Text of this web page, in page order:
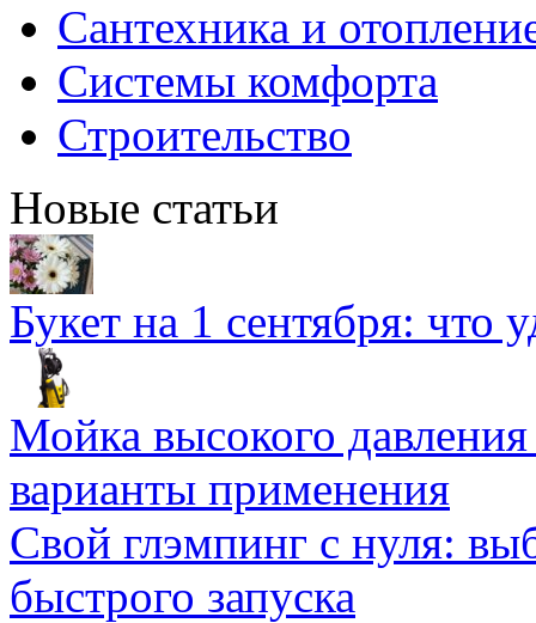
Сантехника и
Системы комфорта
Строительство
Новые статьи
Букет на 1 сентября: что
Мойка высокого
варианты применения
Свой глэмпинг с нуля:
быстрого запуска